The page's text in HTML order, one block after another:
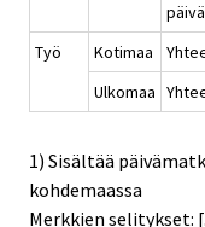
Työ
Kotimaa
Ulkomaa
1) Sisältää
kohdemaassa
Merkkien selitykset: